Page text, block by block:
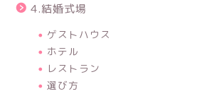
4.結婚式場
ゲストハウス
ホテル
レストラン
選び方